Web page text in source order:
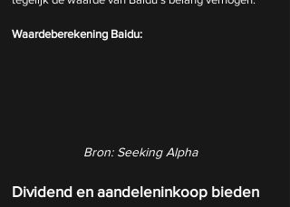
Waardeberekening Baidu:
Bron: Seeking Alpha
Dividend en aandeleninkoop bieden